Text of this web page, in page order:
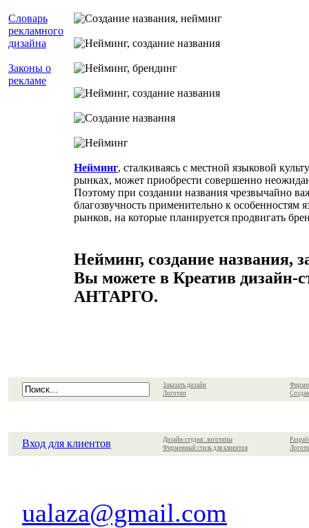
Словарь
рекламного
дизайна
Законы о
рекламе
Нейминг, сталкиваясь с местной языковой
рынках, может приобрести совершенно
Поэтому при создании названия чрезвычайно
благозвучность применительно к особенностям
рынков, на которые планируется продвигать
Нейминг, создание названия,
Вы можете в Креатив дизайн-
АНТАРГО.
Заказать дизайн
Логотип
Вход для клиентов
Дизайн-студия: логотипы
Фирменный стиль для клиентов
ualaza@gmail.com